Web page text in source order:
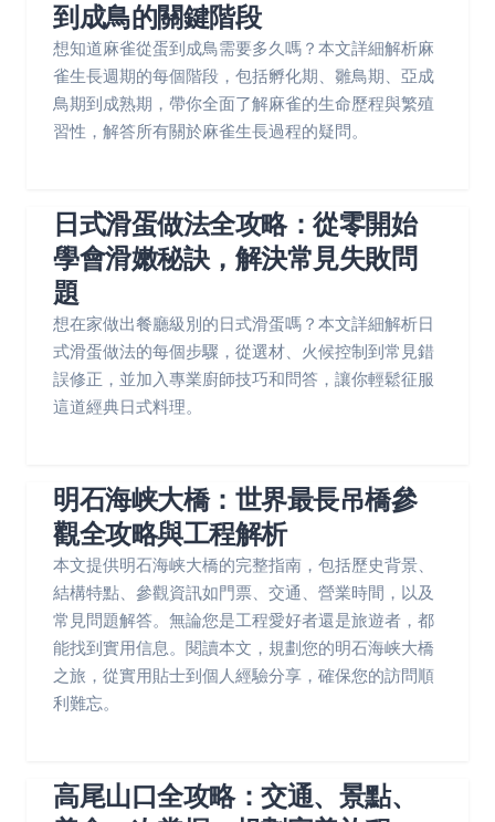
到成鳥的關鍵階段
想知道麻雀從蛋到成鳥需要多久嗎？本文詳細解析麻
雀生長週期的每個階段，包括孵化期、雛鳥期、亞成
鳥期到成熟期，帶你全面了解麻雀的生命歷程與繁殖
習性，解答所有關於麻雀生長過程的疑問。
日式滑蛋做法全攻略：從零開始
學會滑嫩秘訣，解決常見失敗問
題
想在家做出餐廳級別的日式滑蛋嗎？本文詳細解析日
式滑蛋做法的每個步驟，從選材、火候控制到常見錯
誤修正，並加入專業廚師技巧和問答，讓你輕鬆征服
這道經典日式料理。
明石海峡大橋：世界最長吊橋參
觀全攻略與工程解析
本文提供明石海峡大橋的完整指南，包括歷史背景、
結構特點、參觀資訊如門票、交通、營業時間，以及
常見問題解答。無論您是工程愛好者還是旅遊者，都
能找到實用信息。閱讀本文，規劃您的明石海峡大橋
之旅，從實用貼士到個人經驗分享，確保您的訪問順
利難忘。
高尾山口全攻略：交通、景點、